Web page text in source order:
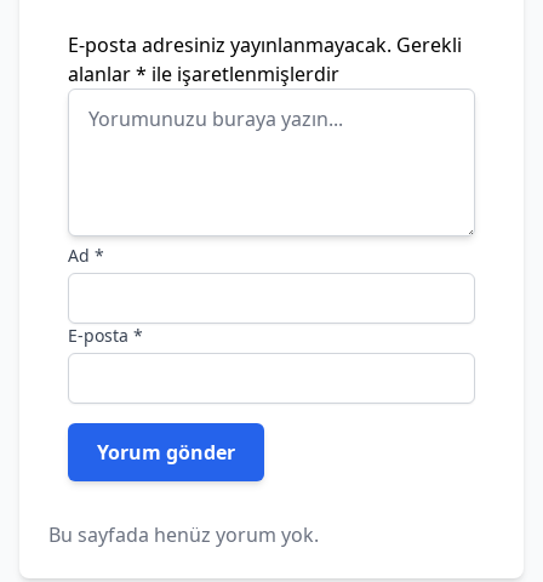
E-posta adresiniz yayınlanmayacak. Gerekli
alanlar* ile işaretlenmişlerdir
Ad *
E-posta *
Bu sayfada henüz yorum yok.